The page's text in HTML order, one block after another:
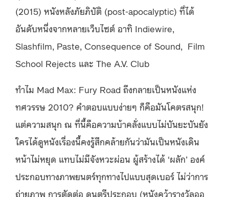
(2015) หนังหลังภัยภิบัติ (post-apocalyptic) ที่ได้
อันดับหนึ่งจากหลายเว็บไซต์ อาทิ Indiewire,
Slashfilm, Paste, Consequence of Sound, Film
School Rejects และ The A.V. Club
ทำไม Mad Max: Fury Road ถึงกลายเป็นหนังแห่ง
ทศวรรษ 2010? คำตอบแบบง่ายๆ ก็คือมันโคตรสนุก!
แต่ความสนุก ณ ที่นี้คือความบ้าคลั่งแบบไม่บันยะบันยัง
ใครได้ดูหนังเรื่องนี้คงรู้สึกคล้ายกันว่ามันเป็นหนังเดิน
หน้าไม่หยุด แทบไม่มีจังหวะผ่อน ผู้สร้างได้ ‘ผลัก’ องค์
ประกอบทางภาพยนตร์ทุกทางไปแบบสุดเบอร์ ไม่ว่าการ
ถ่ายภาพ การตัดต่อ ดนตรีประกอบ (หนังคว้ารางวัลออ